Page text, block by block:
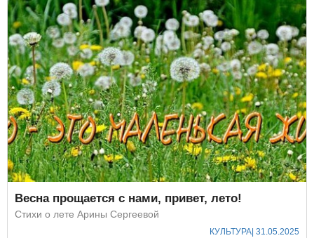
Весна прощается с нами, привет, лето!
Стихи о лете Арины Сергеевой
КУЛЬТУРА | 31.05.2025